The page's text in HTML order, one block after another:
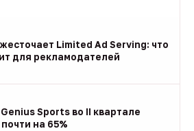
Limited Ad Serving: что
для рекламодателей
Sports во II квартале
на 65%